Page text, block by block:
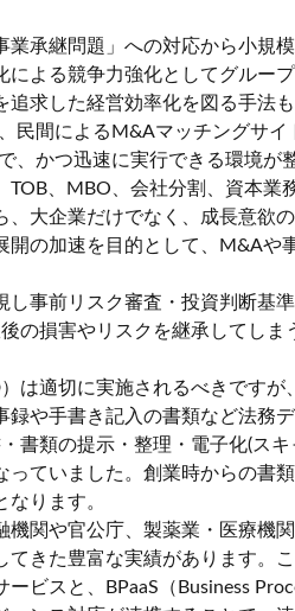
承継問題」への対応から小規
よる競争力強化としてグルー
求した経営効率化を図る手法
民間によるM&Aマッチングサイ
、かつ迅速に実行できる環境が
、MBO、会社分割、資本業
大企業だけでなく、成長意欲
の加速を目的として、M&Aや
事前リスク審査・投資判断基
の損害やリスクを継承してしま
は適切に実施されるべきですが
や手書き記入の書類など法務
書類の提示・整理・電子化(ス
ていました。創業時からの書
ります。
関や官公庁、製薬業・医療機
きた豊富な実績があります。
ビスと、BPaaS（Business